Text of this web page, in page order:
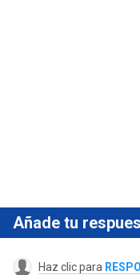
Añade tu
Haz clic para